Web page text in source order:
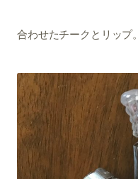
合わせたチークとリップ。